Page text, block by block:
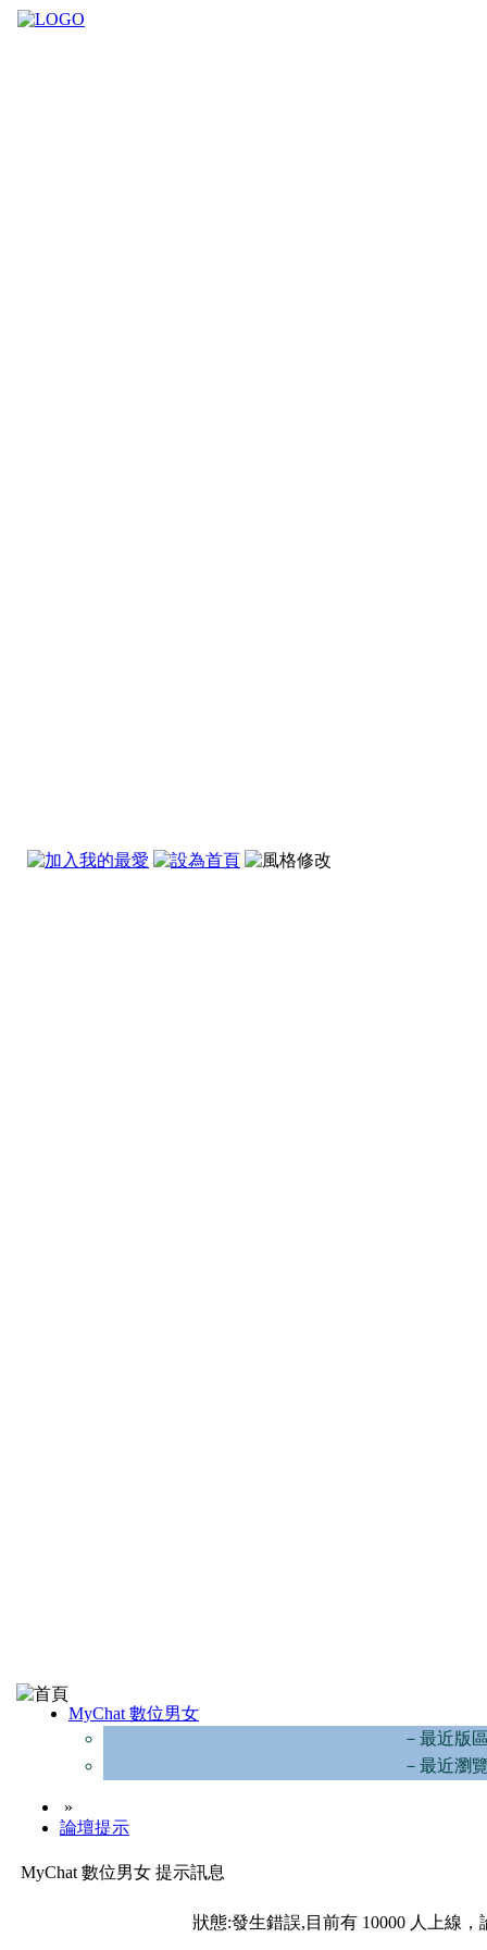
MyChat 數位男女
－最近版
－最近瀏
»
論壇提示
MyChat 數位男女 提示訊息
狀態:發生錯誤,目前有 10000 人上線